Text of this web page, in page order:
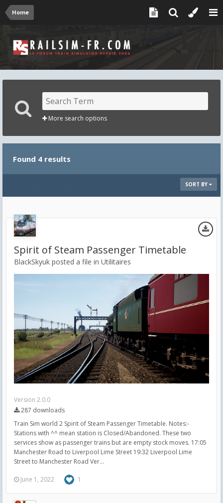
Home
More search options
Found 4 results
SORT BY
Spirit of Steam Passenger Timetable
BlackSkyuk posted a file in Utilitaires
Version 2.0.0
287 downloads
Train Sim world 2 Spirit of Steam Passenger Timetable. Notes:-
Stations with ^^ mean station is Closed/Abandoned. These two
services show as passenger trains but are empty stock moves. 17:05
Manchester Road to Liverpool Lime Street 19:32 Liverpool Lime
Street to Manchester Road Ver...
June 1, 2022 1